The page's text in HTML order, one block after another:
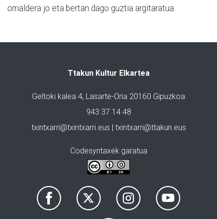
orrialdera jo eta bertan dago guztia argitaratua.
Ttakun Kultur Elkartea
Geltoki kalea 4, Lasarte-Oria 20160 Gipuzkoa
943 37 14 48
txintxarri@txintxarri.eus | txintxarri@ttakun.eus
Codesyntaxek garatua